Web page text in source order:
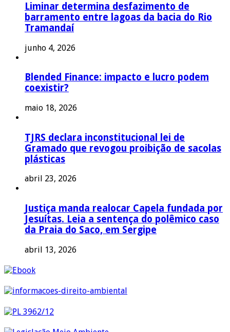
Liminar determina desfazimento de
barramento entre lagoas da bacia do Rio
Tramandaí
junho 4, 2026
Blended Finance: impacto e lucro podem
coexistir?
maio 18, 2026
TJRS declara inconstitucional lei de
Gramado que revogou proibição de sacolas
plásticas
abril 23, 2026
Justiça manda realocar Capela fundada por
Jesuítas. Leia a sentença do polêmico caso
da Praia do Saco, em Sergipe
abril 13, 2026